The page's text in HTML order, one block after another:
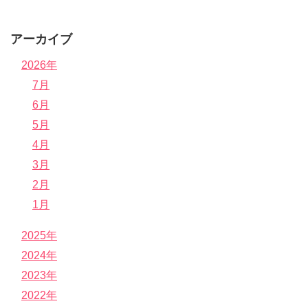
アーカイブ
2026年
7月
6月
5月
4月
3月
2月
1月
2025年
2024年
2023年
2022年